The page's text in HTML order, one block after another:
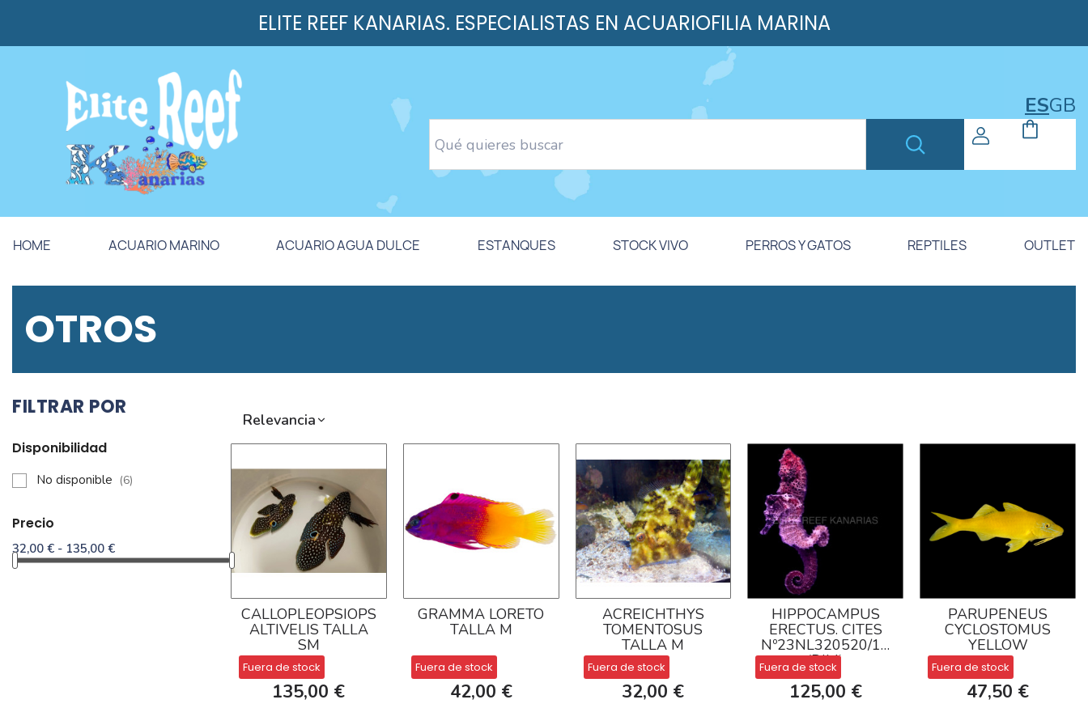
ELITE REEF KANARIAS. ESPECIALISTAS EN ACUARIOFILIA MARINA
ESGB
HOME ACUARIO MARINO ACUARIO AGUA DULCE ESTANQUES STOCK VIVO PERROS Y GATOS REPTILES OUTLET
OTROS
FILTRAR POR
Disponibilidad
No disponible (6)
Precio
32,00 € - 135,00 €
Relevancia
CALLOPLEOPSIOPS
ALTIVELIS TALLA
SM
Fuera de stock
135,00 €
GRAMMA LORETO
TALLA M
Fuera de stock
42,00 €
ACREICHTHYS
TOMENTOSUS
TALLA M
Fuera de stock
32,00 €
HIPPOCAMPUS
ERECTUS. CITES
Nº23NL320520/11
(DJM)
Fuera de stock
125,00 €
PARUPENEUS
CYCLOSTOMUS
YELLOW
Fuera de stock
47,50 €